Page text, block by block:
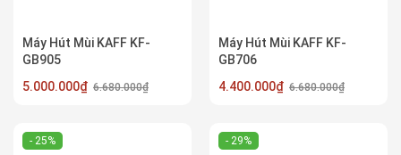
Máy Hút Mùi KAFF KF-
GB905
5.000.000₫ 6.680.000₫
Máy Hút Mùi KAFF KF-
GB706
4.400.000₫ 6.680.000₫
- 25% - 29%